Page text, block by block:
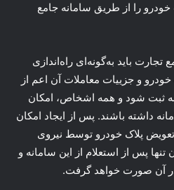
را از طریق سامانه جامع
باید به‌گونه‌ای راه‌اندازی
و جزییات معاملات آن اعم از
ثبت شود و همه اشخاص، امکان
داشته باشند. پس از ایجاد امکان
پلاک خودرو توسط نیروی
پس از استعلام از این سامانه و
آن صورت خواهد گرفت.